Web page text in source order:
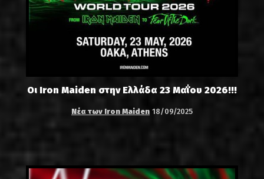
Οι Iron Maiden στην Ελλάδα 23 Μαΐου 2026!!!
Νέα των Iron Maiden 18/09/2025